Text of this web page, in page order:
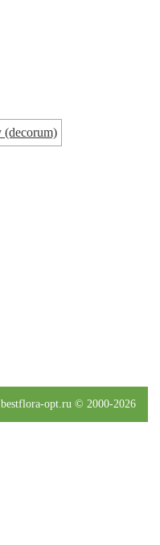
bestflora-opt.ru © 2000-2026